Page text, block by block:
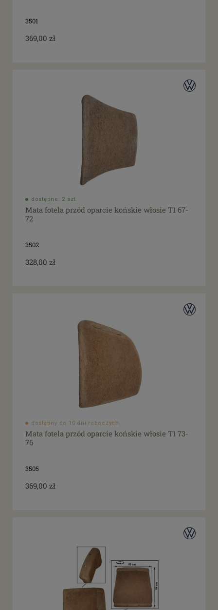
3501
369,00 zł
dostępne: 2 szt.
Mata fotela przód oparcie końskie włosie T1 67-
72
3502
328,00 zł
dostępny do 10 dni roboczych
Mata fotela przód oparcie końskie włosie T1 73-
76
3505
369,00 zł